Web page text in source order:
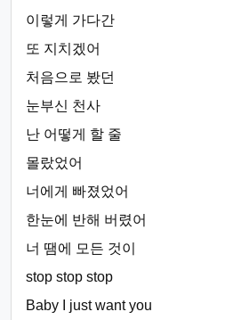
이렇게 가다간
또 지치겠어
처음으로 봤던
눈부신 천사
난 어떻게 할 줄
몰랐었어
너에게 빠졌었어
한눈에 반해 버렸어
너 땜에 모든 것이
stop stop stop
Baby I just want you